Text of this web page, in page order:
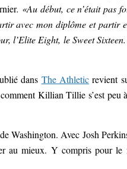
. «Au début, ce n’était pas
avec mon diplôme et partir
l’Elite Eight, le Sweet
dans The Athletic revient
Killian Tillie s’est peu
Washington. Avec Josh
au mieux. Y compris pour le